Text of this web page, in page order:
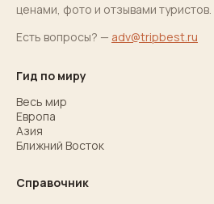
ценами, фото и отзывами туристов.
Есть вопросы? — adv@tripbest.ru
Гид по миру
Весь мир
Европа
Азия
Ближний Восток
Справочник